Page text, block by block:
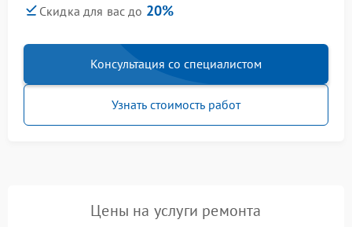
Скидка для вас до 20%
Консультация со специалистом
Узнать стоимость работ
Цены на услуги ремонта